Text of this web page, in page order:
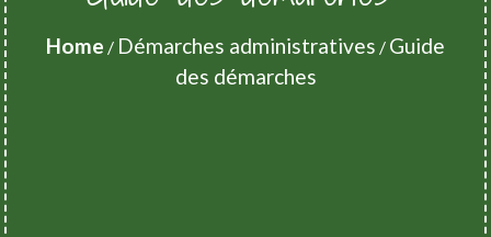
Home / Démarches administratives / Guide
des démarches